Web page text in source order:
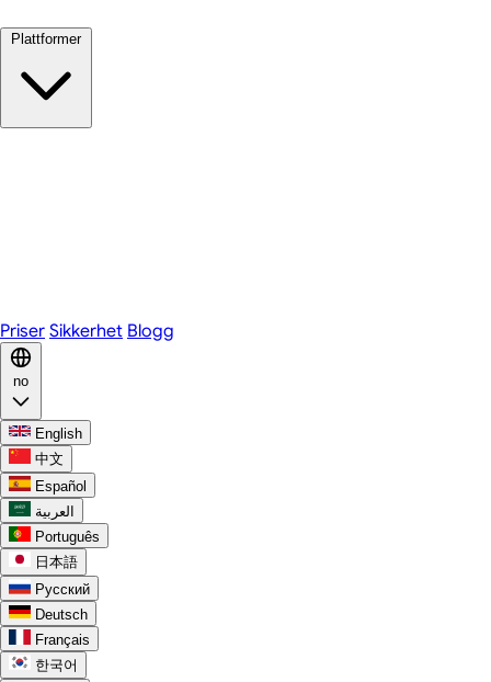
Plattformer
Priser Sikkerhet Blogg
no
English
中文
Español
العربية
Português
日本語
Русский
Deutsch
Français
한국어